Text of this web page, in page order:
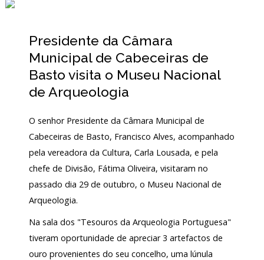
HISTÓRICO
BIBLIOTECA
ARQUIVO HISTÓRICO DIGITAL
SERVIÇO EDUCATIVO E DE
LABORATÓRIO DE CONSERVAÇÃO E
Presidente da Câmara
Municipal de Cabeceiras de
Basto visita o Museu Nacional
de Arqueologia
O senhor Presidente da Câmara Municipal de
Cabeceiras de Basto, Francisco Alves, acompanhado
pela vereadora da Cultura, Carla Lousada, e pela
chefe de Divisão, Fátima Oliveira, visitaram no
passado dia 29 de outubro, o Museu Nacional de
Arqueologia.
Na sala dos "Tesouros da Arqueologia Portuguesa"
tiveram oportunidade de apreciar 3 artefactos de
ouro provenientes do seu concelho, uma lúnula